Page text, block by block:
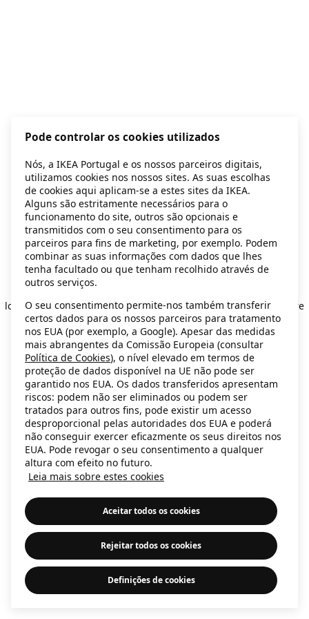
Application error: a client-side exception has occurred
loadingsecondhand.ikea.com (see the browser console for more
information).
Pode controlar os cookies utilizados
Nós, a IKEA Portugal e os nossos parceiros digitais,
utilizamos cookies nos nossos sites. As suas escolhas
de cookies aqui aplicam-se a estes sites da IKEA.
Alguns são estritamente necessários para o
funcionamento do site, outros são opcionais e
transmitidos com o seu consentimento para os
parceiros para fins de marketing, por exemplo. Podem
combinar as suas informações com dados que lhes
tenha facultado ou que tenham recolhido através de
outros serviços.
O seu consentimento permite-nos também transferir
certos dados para os nossos parceiros para tratamento
nos EUA (por exemplo, a Google). Apesar das medidas
mais abrangentes da Comissão Europeia (consultar
Política de Cookies), o nível elevado em termos de
proteção de dados disponível na UE não pode ser
garantido nos EUA. Os dados transferidos apresentam
riscos: podem não ser eliminados ou podem ser
tratados para outros fins, pode existir um acesso
desproporcional pelas autoridades dos EUA e poderá
não conseguir exercer eficazmente os seus direitos nos
EUA. Pode revogar o seu consentimento a qualquer
altura com efeito no futuro.
Leia mais sobre estes cookies
Aceitar todos os cookies
Rejeitar todos os cookies
Definições de cookies